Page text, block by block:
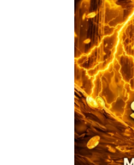
akan
disertakan
dalam
konfirmasi
pemesanan
dan
akun
Anda.